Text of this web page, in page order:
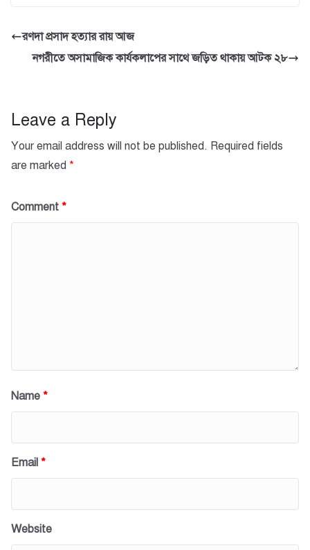
e
b
k
er s
A
রণদা প্রসাদ হত্যার রায় আজ
নগরীতে অসামাজিক কার্যকলাপের সাথে জড়িত থাকায় আটক ২৮
Leave a Reply
Your email address will not be published. Required fields
are marked *
Comment *
Name *
Email *
Website